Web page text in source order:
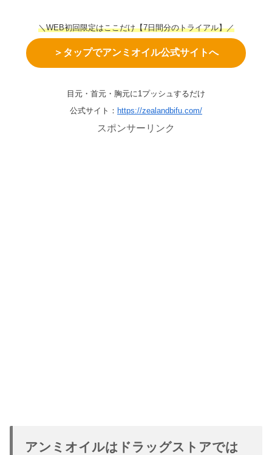
＼WEB初回限定はここだけ【7日間分のトライアル】／
＞タップでアンミオイル公式サイトへ
目元・首元・胸元に1プッシュするだけ
公式サイト： https://zealandbifu.com/
スポンサーリンク
アンミオイルはドラッグストアでは